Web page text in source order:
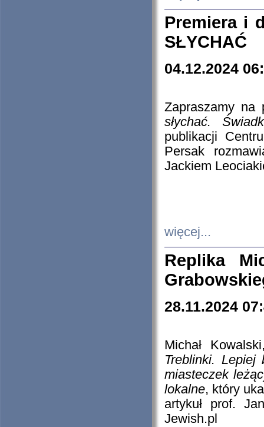
Premiera i
SŁYCHAĆ
04.12.2024
Zapraszamy
słychać.
publikacji
Persak
Jackiem
więcej...
Replika
28.11.2024
Michał
Treblinki. Lepiej
miasteczek
lokalne, który
artykuł prof.
Jewish.pl